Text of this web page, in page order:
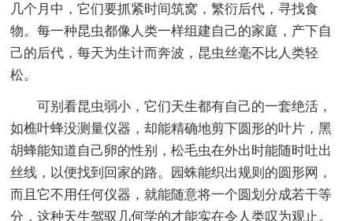
几个月中，它们要抓紧时间筑窝，繁衍后代，寻找食
物。每一种昆虫都像人类一样组建自己的家庭，产下自
己的后代，每天为生计而奔波，昆虫丝毫不比人类轻
松。
可别看昆虫弱小，它们天生都有自己的一套绝活，
如樵叶蜂没测量仪器，却能精确地剪下圆形的叶片，黑
胡蜂能知道自己卵的性别，松毛虫在外出时能随时吐出
丝线，以便找到回家的路。园蛛能织出规则的圆形网，
而且它不用任何仪器，就能随意将一个圆划分成若干等
分，这种天生驾驭几何学的才能实在令人类叹为观止。